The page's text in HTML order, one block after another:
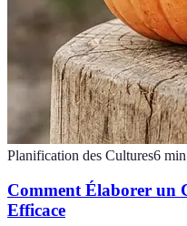
Planification des Cultures6 min
Comment Élaborer un
Efficace